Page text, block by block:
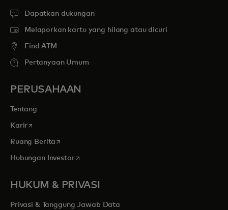
Dapatkan dukungan
Melaporkan kartu yang hilang atau dicuri
Find ATM
Pertanyaan Umum
PERUSAHAAN
Tentang
Kariropens in a new tab
Ruang Berita opens in a new tab
Hubungan Investoropens in a new tab
HUKUM & PRIVASI
Privasi & Tanggung Jawab Data